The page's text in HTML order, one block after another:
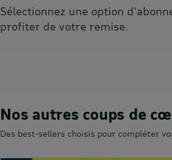
Sélectionnez une option
profiter de votre remise.
Nos autres coups de
Des best-sellers choisis pour compléter